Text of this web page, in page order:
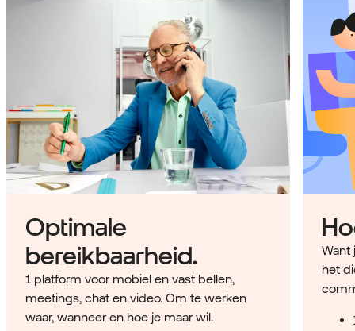
Optimale
bereikbaarheid.
1 platform voor mobiel en vast bellen,
meetings, chat en video. Om te werken
waar, wanneer en hoe je maar wil.
Want
het